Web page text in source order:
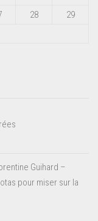
28
29
Guihard –
pour miser sur la